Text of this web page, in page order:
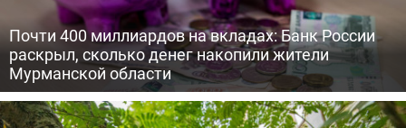
Почти 400 миллиардов на вкладах: Банк России
раскрыл, сколько денег накопили жители
Мурманской области